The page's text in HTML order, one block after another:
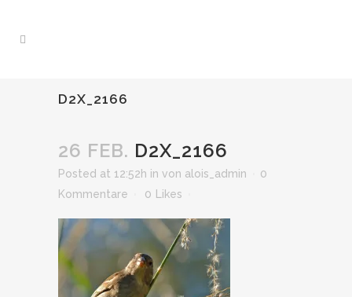
D2X_2166
26 FEB. D2X_2166
Posted at 12:52h in von alois_admin
0
Kommentare
0 Likes